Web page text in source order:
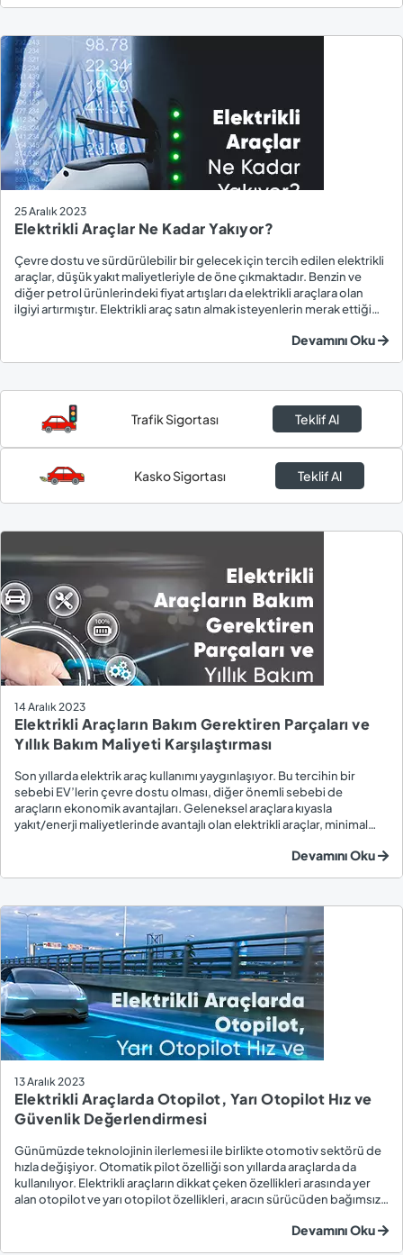
25 Aralık 2023
Elektrikli Araçlar Ne Kadar Yakıyor?
Çevre dostu ve sürdürülebilir bir gelecek için tercih edilen elektrikli
araçlar, düşük yakıt maliyetleriyle de öne çıkmaktadır. Benzin ve
diğer petrol ürünlerindeki fiyat artışları da elektrikli araçlara olan
ilgiyi artırmıştır. Elektrikli araç satın almak isteyenlerin merak ettiği
Devamını Oku
Trafik Sigortası Teklif Al
Kasko Sigortası Teklif Al
14 Aralık 2023
Elektrikli Araçların Bakım Gerektiren Parçaları ve
Yıllık Bakım Maliyeti Karşılaştırması
Son yıllarda elektrik araç kullanımı yaygınlaşıyor. Bu tercihin bir
sebebi EV’lerin çevre dostu olması, diğer önemli sebebi de
araçların ekonomik avantajları. Geleneksel araçlara kıyasla
yakıt/enerji maliyetlerinde avantajlı olan elektrikli araçlar, minimal
Devamını Oku
13 Aralık 2023
Elektrikli Araçlarda Otopilot, Yarı Otopilot Hız ve
Güvenlik Değerlendirmesi
Günümüzde teknolojinin ilerlemesi ile birlikte otomotiv sektörü de
hızla değişiyor. Otomatik pilot özelliği son yıllarda araçlarda da
kullanılıyor. Elektrikli araçların dikkat çeken özellikleri arasında yer
alan otopilot ve yarı otopilot özellikleri, aracın sürücüden bağımsız
Devamını Oku